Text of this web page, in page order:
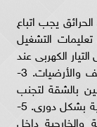
يجب اتباع
1- التأكد من تعليمات التشغيل
قبل تشغيله. 2- افصل التيار الكهربى عند
قيامك بأعمال منزلية كغسيل الجدران والأسقف والأرضيات. 3-
بالشقة لتجنب
حدوث ماس. 4- صيانة جميع الأسلاك الكهربائية بشكل دورى. 5-
والخارجية داخل